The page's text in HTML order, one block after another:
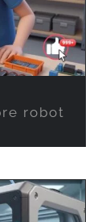
robot